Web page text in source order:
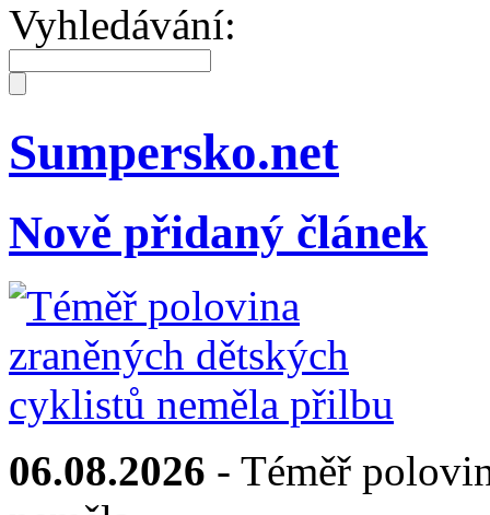
Vyhledávání:
Sumpersko.net
Nově přidaný článek
06.08.2026 - Téměř